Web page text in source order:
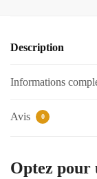
Description
Informations
Avis 0
Optez pour